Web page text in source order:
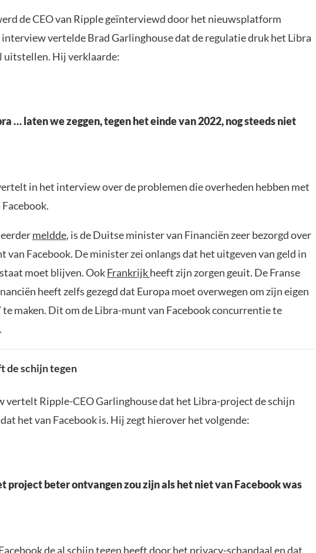
de CEO van Ripple geïnterviewd door het nieuwsplatform
interview vertelde Brad Garlinghouse dat de regulatie druk het Libra
uitstellen. Hij verklaarde:
… laten we zeggen, tegen het einde van 2022, nog steeds niet
in het interview over de problemen die overheden hebben met
meldde, is de Duitse minister van Financiën zeer bezorgd over
van Facebook. De minister zei onlangs dat het uitgeven van geld in
moet blijven. OokFrankrijkheeft zijn zorgen geuit. De Franse
heeft zelfs gezegd dat Europa moet overwegen om zijn eigen
te maken. Dit om de Libra-munt van Facebook concurrentie te
de schijn tegen
vertelt Ripple-CEO Garlinghouse dat het Libra-project de schijn
het van Facebook is. Hij zegt hierover het volgende:
project beter ontvangen zou zijn als het niet van Facebook was
de al schijn tegen heeft door het privacy-schandaal en dat